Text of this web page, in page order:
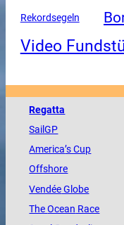
Rekordsegeln
Video
Regatta
SailGP
America’s Cup
Offshore
VendéeGlobe
TheOcean Race